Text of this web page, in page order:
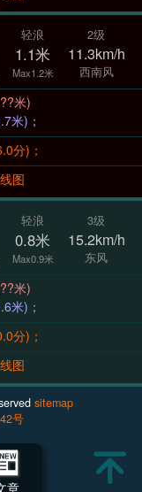
轻浪
1.1米
Max1.2米
2级
11.3km/h
西南风
米)
米)；
分)；
图
轻浪
0.8米
Max0.9米
3级
15.2km/h
东风
米)
米)；
分)；
图
sitemap
号
章